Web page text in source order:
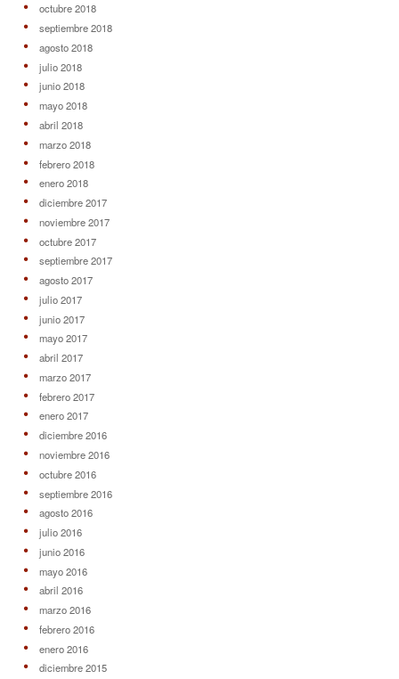
octubre 2018
septiembre 2018
agosto 2018
julio 2018
junio 2018
mayo 2018
abril 2018
marzo 2018
febrero 2018
enero 2018
diciembre 2017
noviembre 2017
octubre 2017
septiembre 2017
agosto 2017
julio 2017
junio 2017
mayo 2017
abril 2017
marzo 2017
febrero 2017
enero 2017
diciembre 2016
noviembre 2016
octubre 2016
septiembre 2016
agosto 2016
julio 2016
junio 2016
mayo 2016
abril 2016
marzo 2016
febrero 2016
enero 2016
diciembre 2015